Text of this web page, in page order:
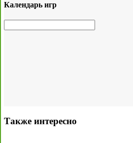
Календарь игр
Также интересно